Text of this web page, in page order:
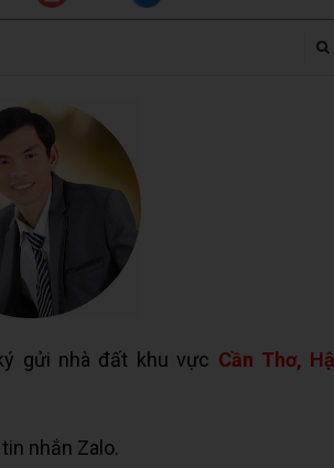
gửi nhà đất khu vực Cần Thơ,
nhắn Zalo.